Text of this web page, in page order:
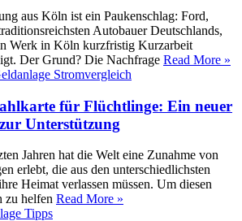
aus Köln ist ein Paukenschlag: Ford,
Autobauer Deutschlands,
Werk in Köln kurzfristig Kurzarbeit
Der Grund? Die Nachfrage Read More »
für Flüchtlinge: Ein neuer
Unterstützung
Jahren hat die Welt eine Zunahme von
erlebt, die aus den unterschiedlichsten
Heimat verlassen müssen. Um diesen
zu helfen Read More »